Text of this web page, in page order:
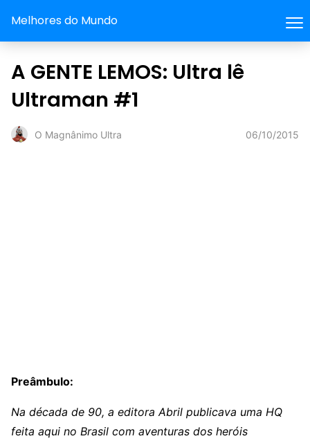
Melhores do Mundo
A GENTE LEMOS: Ultra lê
Ultraman #1
O Magnânimo Ultra 06/10/2015
Preâmbulo:
Na década de 90, a editora Abril publicava uma HQ
feita aqui no Brasil com aventuras dos heróis